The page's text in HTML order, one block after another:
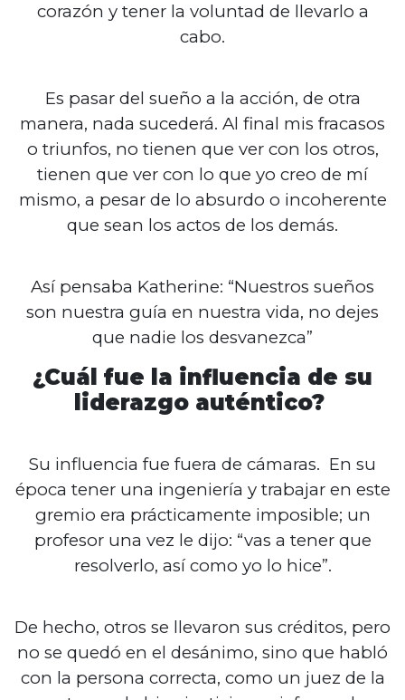
corazón y tener la voluntad de llevarlo a
cabo.
Es pasar del sueño a la acción, de otra
manera, nada sucederá. Al final mis fracasos
o triunfos, no tienen que ver con los otros,
tienen que ver con lo que yo creo de mí
mismo, a pesar de lo absurdo o incoherente
que sean los actos de los demás.
Así pensaba Katherine: “Nuestros sueños
son nuestra guía en nuestra vida, no dejes
que nadie los desvanezca”
¿Cuál fue la influencia de su
liderazgo auténtico?
Su influencia fue fuera de cámaras. En su
época tener una ingeniería y trabajar en este
gremio era prácticamente imposible; un
profesor una vez le dijo: “vas a tener que
resolverlo, así como yo lo hice”.
De hecho, otros se llevaron sus créditos, pero
no se quedó en el desánimo, sino que habló
con la persona correcta, como un juez de la